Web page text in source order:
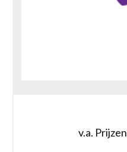
v.a. Prijzen